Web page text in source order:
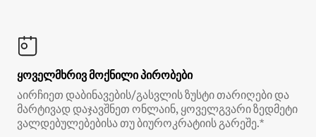
ყოველმხრივ მოქნილი პირობები
აირჩიეთ დაბინავების/გასვლის ზუსტი თარიღები და
მარტივად დაჯავშნეთ ონლაინ, ყოველგვარი ზედმეტი
ვალდებულებებისა თუ ბიუროკრატიის გარეშე.*